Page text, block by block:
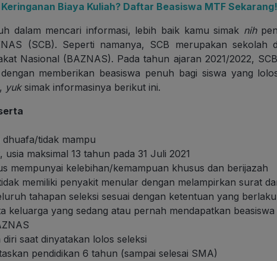
Biaya Kuliah? Daftar Beasiswa MTF Sekarang!
dalam mencari informasi, lebih baik kamu simak nih
(SCB). Seperti namanya, SCB merupakan sekolah
Nasional (BAZNAS). Pada tahun ajaran 2021/2022,
memberikan beasiswa penuh bagi siswa yang
yuksimak informasinya berikut ini.
tidak mampu
usia maksimal 13 tahun pada 31 Juli 2021
mempunyai kelebihan/kemampuan khusus dan berijazah
memiliki penyakit menular dengan melampirkan surat
tahapan seleksi sesuai dengan ketentuan yang berlaku
keluarga yang sedang atau pernah mendapatkan beasiswa
saat dinyatakan lolos seleksi
pendidikan 6 tahun (sampai selesai SMA)